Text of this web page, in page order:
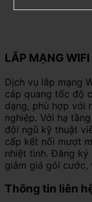
LẮP MẠNG
Dịch vụ lắp mạng
cáp quang tốc độ
dạng, phù hợp với
nghiệp. Với hạ
đội ngũ kỹ thuật
cấp kết nối mượt
nhiệt tình. Đăng ký
giảm giá gói cước,
Thông tin liên